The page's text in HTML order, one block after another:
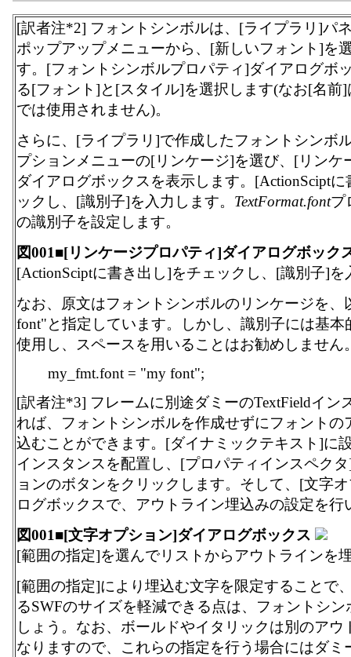
[訳者注*2] フォントシンボルは、[ライプラリ]パ
ポップアップメニューから、[新しいフォント]を
す。[フォントシンボルプロパティ]ダイアログボ
る[フォント]と[スタイル]を選択します(なお[名前]
では使用されません)。
さらに、[ライプラリ]で作成したフォントシンボ
プションメニューの[リンケージ]を選び、[リンケ
ダイアログボックスを表示します。[ActionScipt
ックし、[識別子]を入力します。 TextFormat.fontプ
の識別子を設定します。
図001■[リンケージプロパティ]ダイアログボック
[ActionSciptに書き出し]をチェックし、[識別子]を
なお、原文はフォントシンボルのリンケージを、
font"と指定しています。しかし、識別子には基本
使用し、スペースを用いることはお勧めしません
my_fmt.font = "my font";
[訳者注*3] フレームに別途ダミーのTextFieldイン
れば、フォントシンボルを作成せずにフォントの
込むことができます。[ダイナミックテキスト]に
インスタンスを配置し、[プロパティインスペク
ョンのボタンをクリックします。そして、[文字
ログボックスで、アウトライン埋込みの設定を行
図001■[文字オプション]ダイアログボックス
[範囲の指定]を選んでリストからアウトラインを
[範囲の指定]により埋込む文字を限定することで
るSWFのサイズを軽減できる点は、フォントシ
しょう。なお、ボールドやイタリックは別のアウ
なりますので、これらの指定を行う場合にはダミ